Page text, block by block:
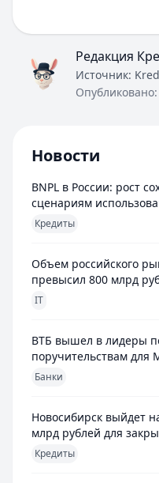
Редакция
Источник:
Опубликовано:
Новости
BNPL в России: рост
сценариям
Кредиты
Объем российского
превысил 800 млрд
IT
ВТБ вышел в лидеры
поручительствам для
Банки
Новосибирск выйдет
млрд рублей для
Кредиты